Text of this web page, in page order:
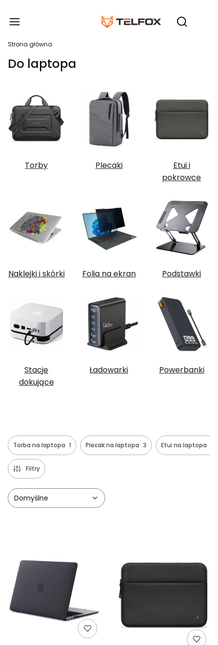
Otwórz
Strona główna
Do laptopa
Torby Plecaki
Etui i
pokrowce
Naklejki i skórki Folia na ekran Podstawki
Stacje
dokujące
Ładowarki Powerbanki
Torba na laptopa 1 Plecak na laptopa 3 Etui na laptopa
Filtry
Domyślne